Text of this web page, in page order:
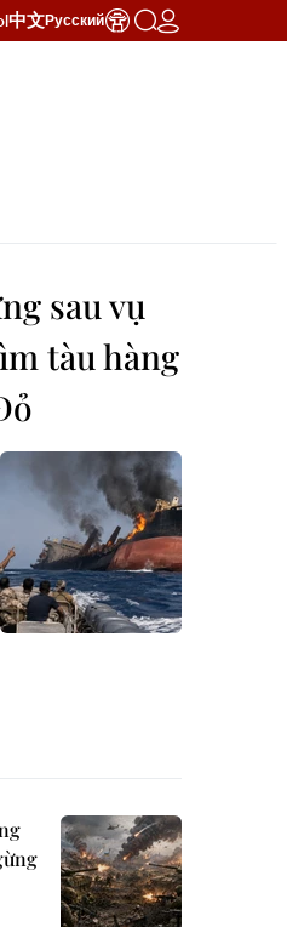
中文Русский
sau vụ
tàu hàng